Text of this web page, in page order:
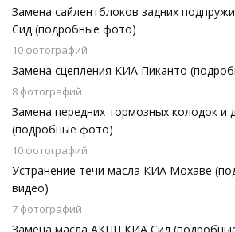
Замена сайлентблоков задних
Сид (подробные фото)
10 фотографий
Замена сцепления КИА Пиканто
8 фотографий
Замена передних тормозных колодок и
(подробные фото)
10 фотографий
Устранение течи масла КИА Мохаве
видео)
7 фотографий